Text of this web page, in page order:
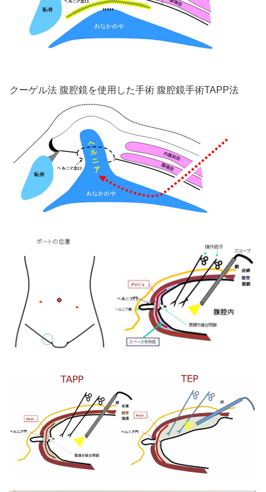
クーゲル法 腹腔鏡を使用した手術 腹腔鏡手術TAPP法